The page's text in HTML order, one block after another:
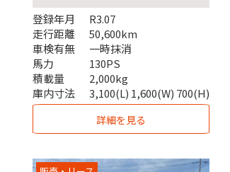
登録年月
走行距離
車検有無
馬力
積載量
庫内寸法
R3.07
50,600km
一時抹消
130PS
2,000kg
3,100(L) 1,600(W) 700(H)
詳細を見る